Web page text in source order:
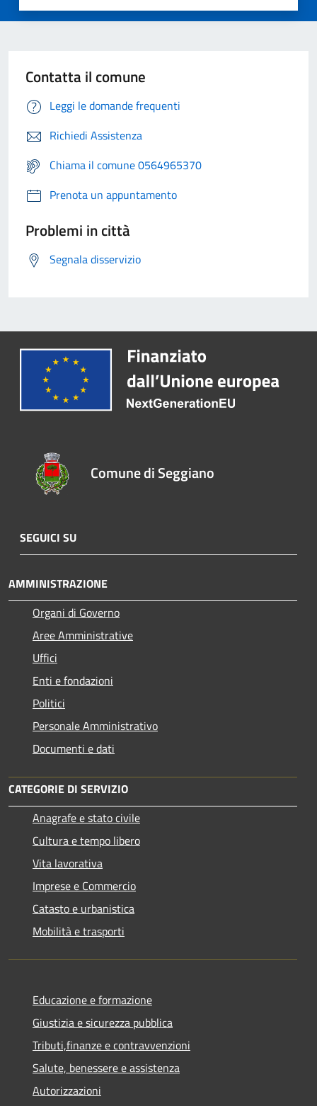
Contatta il comune
Leggi le domande frequenti
Richiedi Assistenza
Chiama il comune 0564965370
Prenota un appuntamento
Problemi in città
Segnala disservizio
Comune di Seggiano
SEGUICI SU
AMMINISTRAZIONE
Organi di Governo
Aree Amministrative
Uffici
Enti e fondazioni
Politici
Personale Amministrativo
Documenti e dati
CATEGORIE DI SERVIZIO
Anagrafe e stato civile
Cultura e tempo libero
Vita lavorativa
Imprese e Commercio
Catasto e urbanistica
Mobilità e trasporti
Educazione e formazione
Giustizia e sicurezza pubblica
Tributi,finanze e contravvenzioni
Salute, benessere e assistenza
Autorizzazioni